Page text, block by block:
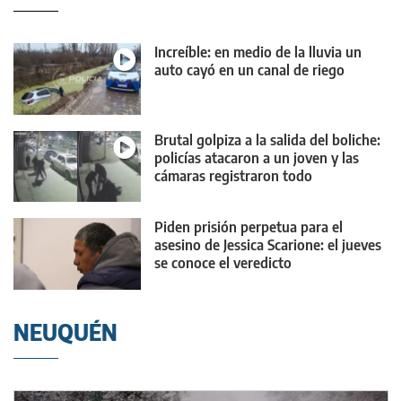
Increíble: en medio de la lluvia un
auto cayó en un canal de riego
Brutal golpiza a la salida del boliche:
policías atacaron a un joven y las
cámaras registraron todo
Piden prisión perpetua para el
asesino de Jessica Scarione: el jueves
se conoce el veredicto
NEUQUÉN